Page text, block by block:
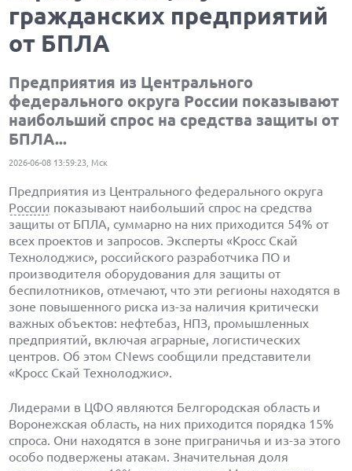
гражданских предприятий
от БПЛА
Предприятия из Центрального
федерального округа России показывают
наибольший спрос на средства защиты от
БПЛА...
2026-06-08 13:59:23, Мск
Предприятия из Центрального федерального округа
России показывают наибольший спрос на средства
защиты от БПЛА, суммарно на них приходится 54% от
всех проектов и запросов. Эксперты «Кросс Скай
Технолоджис», российского разработчика ПО и
производителя оборудования для защиты от
беспилотников, отмечают, что эти регионы находятся в
зоне повышенного риска из-за наличия критически
важных объектов: нефтебаз, НПЗ, промышленных
предприятий, включая аграрные, логистических
центров. Об этом CNews сообщили представители
«Кросс Скай Технолоджис».
Лидерами в ЦФО являются Белгородская область и
Воронежская область, на них приходится порядка 15%
спроса. Они находятся в зоне приграничья и из-за этого
особо подвержены атакам. Значительная доля